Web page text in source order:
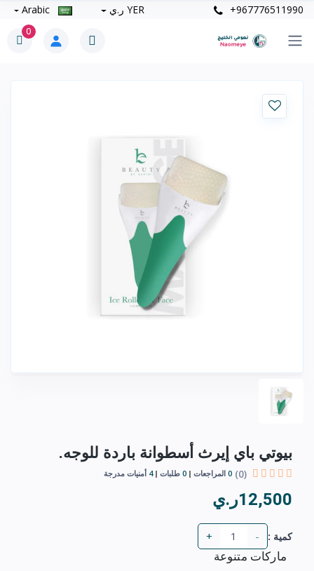
+967776511990 YER ر.ي
0
بيوتي باي إيرث أسطوانة باردة للوجه.
(0)
0 المراجعات 0 طلبات 4 أمنيات مدرجة
12,500ر.ي
كمية : -
+
ماركات متنوعة